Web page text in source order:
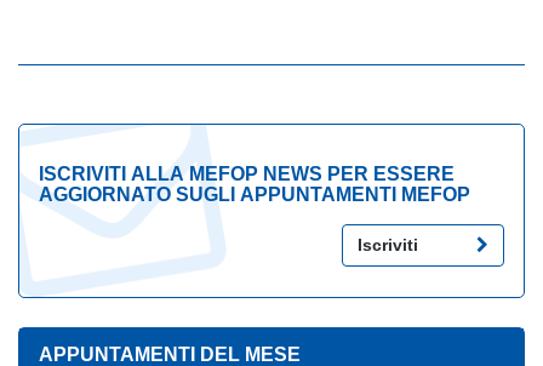
ISCRIVITI ALLA MEFOP NEWS PER ESSERE
AGGIORNATO SUGLI APPUNTAMENTI MEFOP
Iscriviti
APPUNTAMENTI DEL MESE